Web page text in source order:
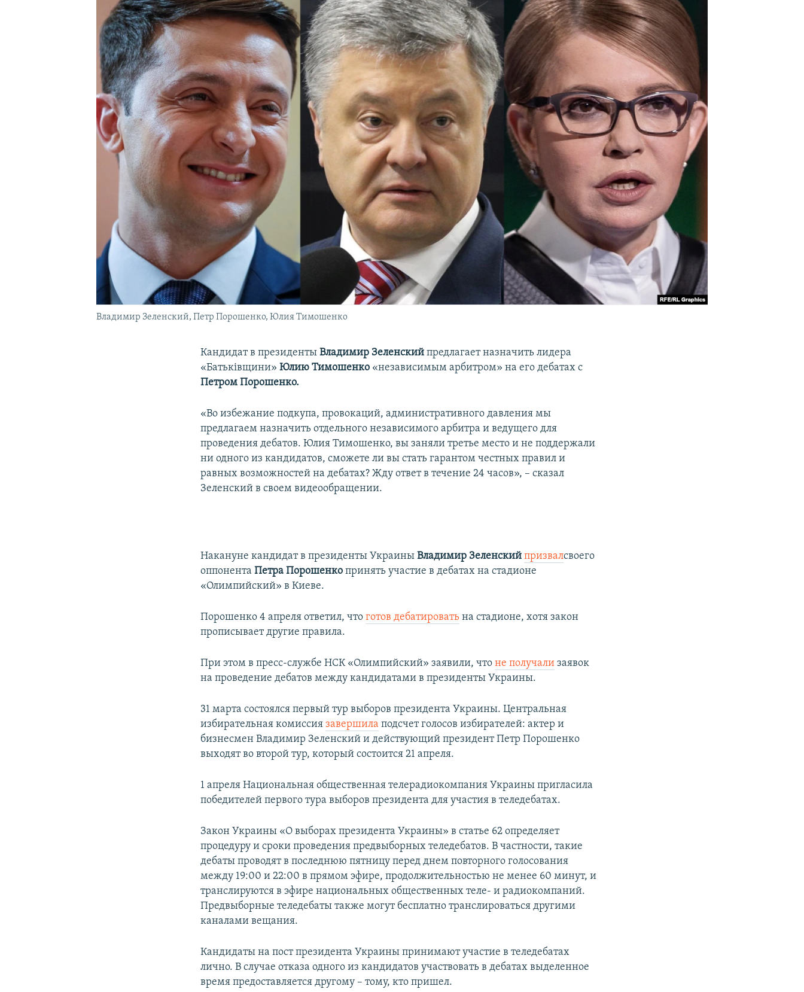
КРЫМ.НЕПОКОРЕННЫЙ
УКРАИНСКАЯ ПРОБЛЕМА КРЫМА
Владимир Зеленский, Петр Порошенко, Юлия Тимошенко
Кандидат в президентыВладимир Зеленский предлагает назначить лидера
«Батьківщини»Юлию Тимошенко «независимым арбитром» на его дебатах с
Петром Порошенко.
«Во избежание подкупа, провокаций, административного давления мы
предлагаем назначить отдельного независимого арбитра и ведущего для
проведения дебатов. Юлия Тимошенко, вы заняли третье место и не поддержали
ни одного из кандидатов, сможете ли вы стать гарантом честных правил и
равных возможностей на дебатах? Жду ответ в течение 24 часов», – сказал
Зеленский в своем видеообращении.
Накануне кандидат в президенты УкраиныВладимир Зеленскийпризвалсвоего
оппонентаПетра Порошенко принять участие в дебатах на стадионе
«Олимпийский» в Киеве.
Порошенко 4 апреля ответил, чтоготов дебатировать на стадионе, хотя закон
прописывает другие правила.
При этом в пресс-службе НСК «Олимпийский» заявили, чтоне получали заявок
на проведение дебатов между кандидатами в президенты Украины.
31 марта состоялся первый тур выборов президента Украины. Центральная
избирательная комиссиязавершила подсчет голосов избирателей: актер и
бизнесмен Владимир Зеленский и действующий президент Петр Порошенко
выходят во второй тур, который состоится 21 апреля.
1 апреля Национальная общественная телерадиокомпания Украины пригласила
победителей первого тура выборов президента для участия в теледебатах.
Закон Украины «О выборах президента Украины» в статье 62 определяет
процедуру и сроки проведения предвыборных теледебатов. В частности, такие
дебаты проводят в последнюю пятницу перед днем повторного голосования
между 19:00 и 22:00 в прямом эфире, продолжительностью не менее 60 минут, и
транслируются в эфире национальных общественных теле- и радиокомпаний.
Предвыборные теледебаты также могут бесплатно транслироваться другими
каналами вещания.
Кандидаты на пост президента Украины принимают участие в теледебатах
лично. В случае отказа одного из кандидатов участвовать в дебатах выделенное
время предоставляется другому – тому, кто пришел.